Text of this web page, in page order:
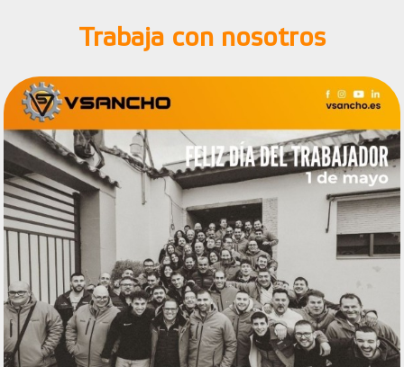
Trabaja con nosotros